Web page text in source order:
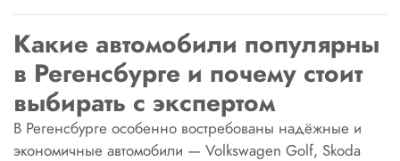
Какие автомобили популярны
в Регенсбурге и почему стоит
выбирать с экспертом
В Регенсбурге особенно востребованы надёжные и
экономичные автомобили — Volkswagen Golf, Skoda